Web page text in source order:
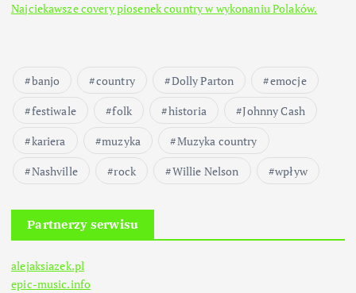
Najciekawsze covery piosenek country w wykonaniu Polaków.
banjo country Dolly Parton
emocje
festiwale
folk historia
Johnny Cash
kariera
muzyka
Muzyka country
Nashville
rock Willie Nelson wpływ
Partnerzy serwisu
alejaksiazek.pl
epic-music.info